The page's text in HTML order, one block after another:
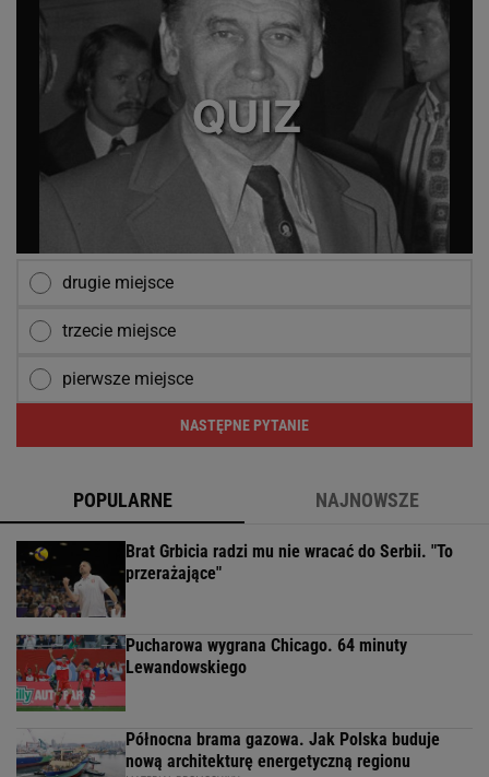
drugie miejsce
trzecie miejsce
pierwsze miejsce
NASTĘPNE PYTANIE
POPULARNE NAJNOWSZE
Brat Grbicia radzi mu nie wracać do Serbii. "To
przerażające"
Pucharowa wygrana Chicago. 64 minuty
Lewandowskiego
Północna brama gazowa. Jak Polska buduje
nową architekturę energetyczną regionu